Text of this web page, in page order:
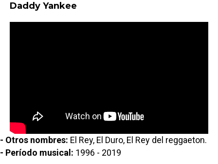
Daddy Yankee
- Otros nombres: El Rey, El Duro, El Rey del reggaeton.
- Período musical: 1996 - 2019